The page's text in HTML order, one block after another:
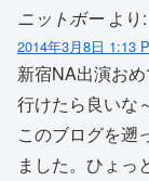
ニットボー より:
2014年3月8日 1:13
新宿NA出演おめ
行けたら良いな
このブログを遡
ました。ひょっ